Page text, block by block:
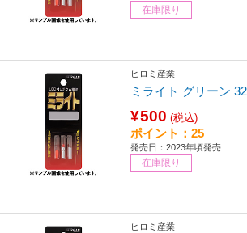
在庫限り
ヒロミ産業
ミライト グリーン
¥500 (税込)
ポイント：25
発売日：2023年頃発売
在庫限り
ヒロミ産業